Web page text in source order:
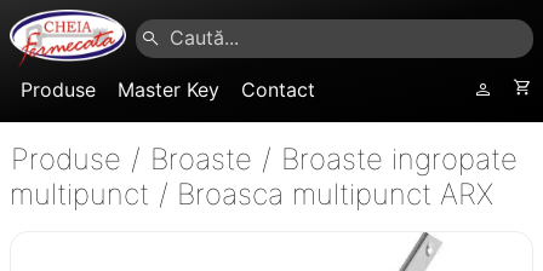
Produse Master Key Contact
Produse / Broaste / Broaste ingropate
multipunct / Broasca multipunct ARX